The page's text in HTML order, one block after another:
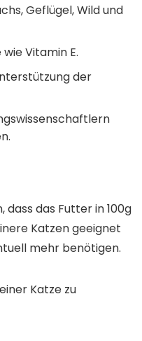
Geflügel, Wild und
Vitamin E.
der
das Futter in 100g
Katzen geeignet
mehr benötigen.
Katze zu